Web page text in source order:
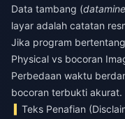
Data tambang (datamine
layar adalah catatan
Jika program
Physical vs bocoran
Perbedaan waktu
bocoran terbukti akurat.
Teks Penafian